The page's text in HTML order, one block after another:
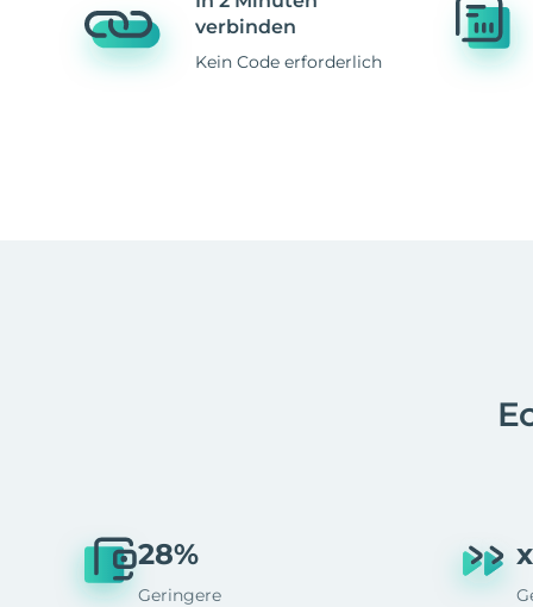
verbinden
Kein Code erforderlich
28%
Geringere